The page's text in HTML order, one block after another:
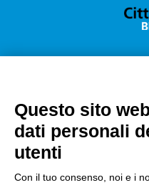
Città
Sede Legale Corso G.
Questo sito
dati personali
utenti
Con il tuo consenso, noi e i